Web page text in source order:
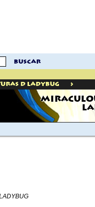
buscar
D Ladybug >